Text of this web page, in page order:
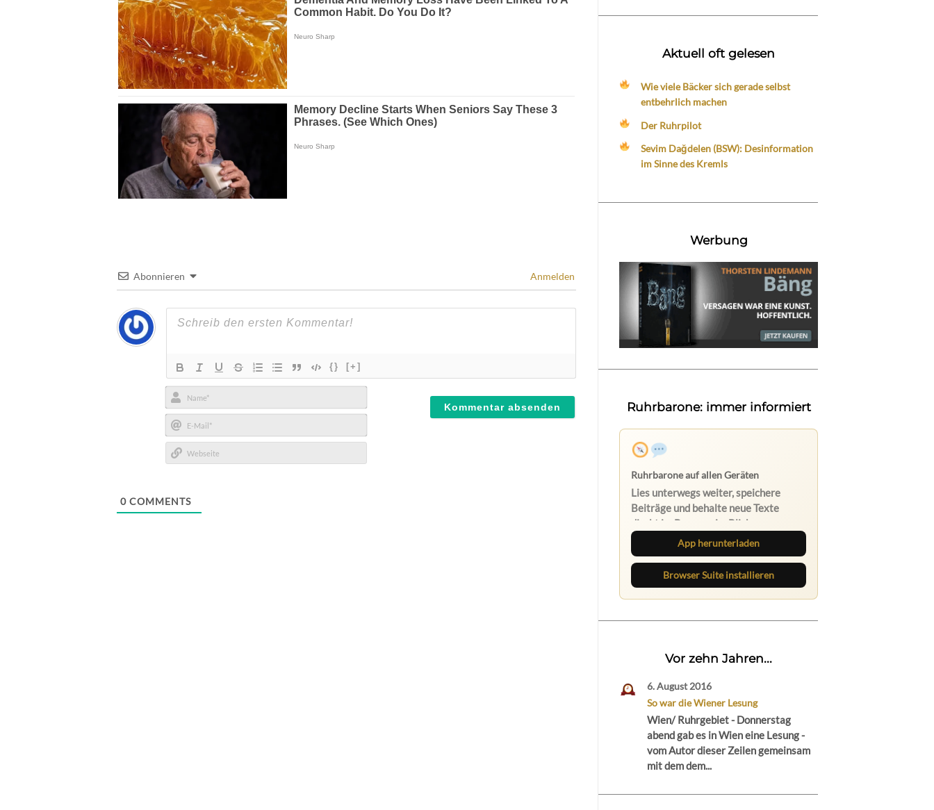
Abonnieren Anmelden
{} [+]
Name*
E-
Mail*
0 COMMENTS
Aktuell oft gelesen
Wie viele Bäcker sich gerade selbst
entbehrlich machen
Der Ruhrpilot
Sevim Dağdelen (BSW): Desinformation
im Sinne des Kremls
Werbung
Ruhrbarone: immer informiert
App herunterladen
Browser Suite installieren
Vor zehn Jahren...
6. August 2016
So war die Wiener Lesung
Wien/ Ruhrgebiet - Donnerstag
abend gab es in Wien eine Lesung -
vom Autor dieser Zeilen gemeinsam
mit dem dem...